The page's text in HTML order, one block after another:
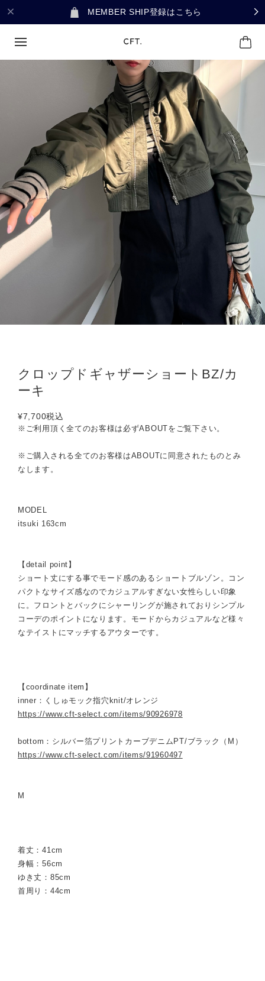
MEMBER SHIP登録はこちら
クロップドギャザーショートBZ/カ
ーキ
¥7,700税込
※ご利用頂く全てのお客様は必ずABOUTをご覧下さい。
※ご購入される全てのお客様はABOUTに同意されたものとみ
なします。
MODEL
itsuki 163cm
【detail point】
ショート丈にする事でモード感のあるショートブルゾン。コン
パクトなサイズ感なのでカジュアルすぎない女性らしい印象
に。フロントとバックにシャーリングが施されておりシンプル
コーデのポイントになります。モードからカジュアルなど様々
なテイストにマッチするアウターです。
【coordinate item】
inner：くしゅモック指穴knit/オレンジ
https://www.cft-select.com/items/90926978
bottom：シルバー箔プリントカーブデニムPT/ブラック（M）
https://www.cft-select.com/items/91960497
M
着丈：41cm
身幅：56cm
ゆき丈：85cm
首周り：44cm